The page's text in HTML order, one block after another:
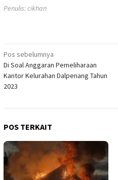
Penulis: cikhan
Navigasi
pos
Pos sebelumnya
Di Soal Anggaran Pemeliharaan
Kantor Kelurahan Dalpenang Tahun
2023
POS TERKAIT